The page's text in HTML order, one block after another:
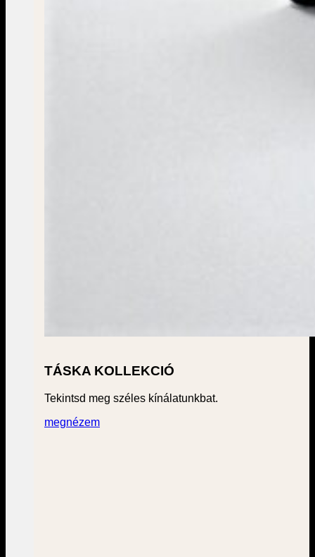
TÁSKA KOLLEKCIÓ
Tekintsd meg széles kínálatunkbat.
megnézem